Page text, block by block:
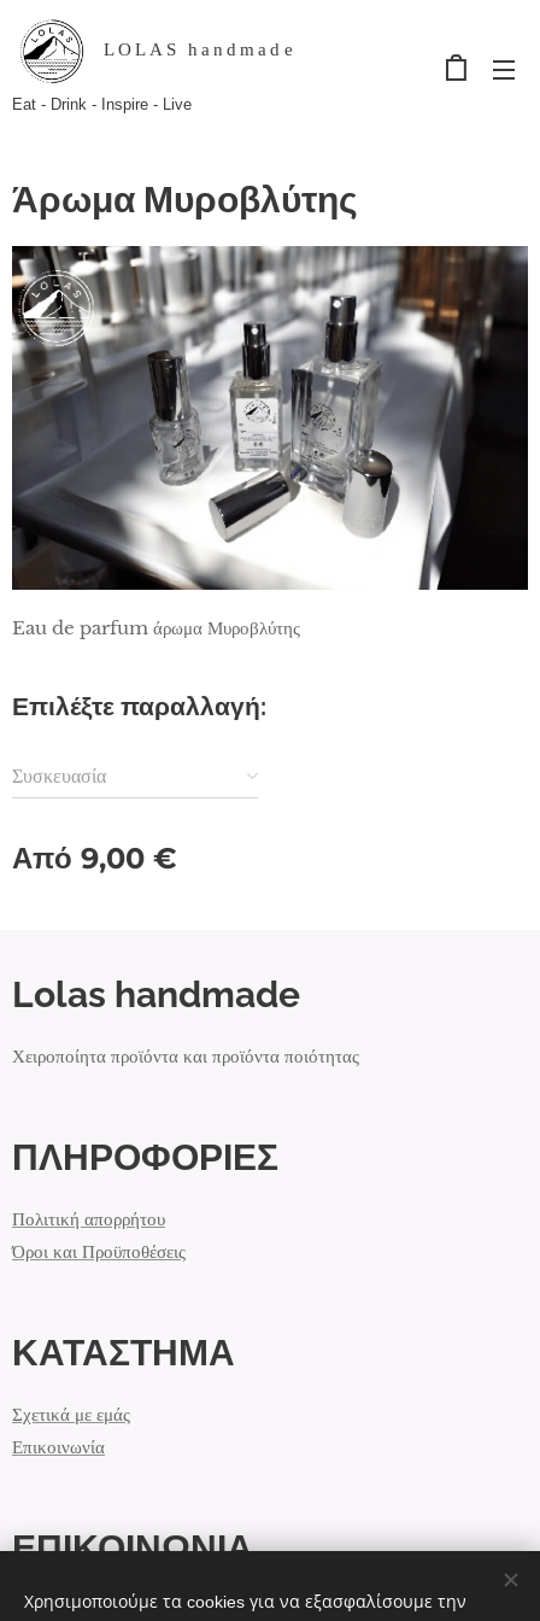
LOLAS handmade
Eat - Drink - Inspire - Live
Άρωμα Μυροβλύτης
Eau de parfum άρωμα Μυροβλύτης
Επιλέξτε παραλλαγή:
Συσκευασία
Από 9,00 €
Lolas handmade
Χειροποίητα προϊόντα και προϊόντα ποιότητας
ΠΛΗΡΟΦΟΡΙΕΣ
Πολιτική απορρήτου
Όροι και Προϋποθέσεις
ΚΑΤΑΣΤΗΜΑ
Σχετικά με εμάς
Επικοινωνία
ΕΠΙΚΟΙΝΩΝΙΑ
info@lolashandmade.gr
Χρησιμοποιούμε τα cookies για να εξασφαλίσουμε την